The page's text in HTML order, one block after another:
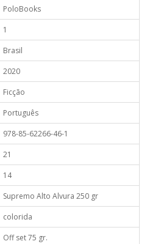
PoloBooks
1
Brasil
2020
Ficção
Português
978-85-62266-46-1
21
14
Supremo Alto Alvura 250 gr
colorida
Off set 75 gr.